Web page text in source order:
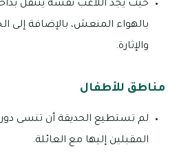
حيث يجد اللاعب نفسه يتنقل
بالهواء المنعش، بالإضافة إلى
والإثارة.
مناطق للأطفال
لم تستطيع الحديقة أن تنسى
المقبلين إليها مع العائلة.